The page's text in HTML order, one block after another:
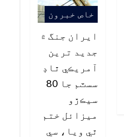
خاص خبرون
ايران جنگ ۾
جديد ترين
آمريڪي ٿاڊ
سسٽم جا 80
سيڪڙو
ميزائل ختم
ٿي ويا، سي